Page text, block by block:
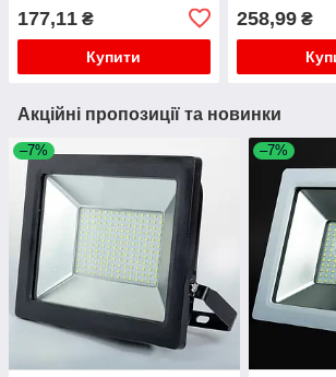
177,11 ₴
Купити
258,99₴
Акційні пропозиції та новинки
–7% –7%